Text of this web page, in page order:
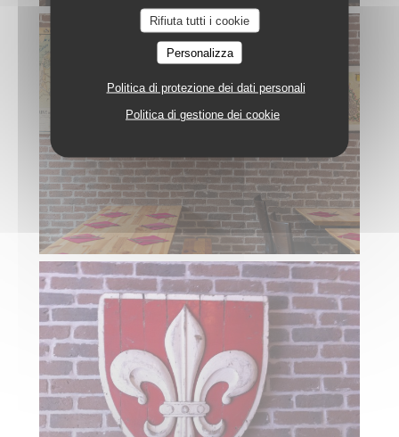
Rifiuta tutti i cookie
Personalizza
Politica di protezione dei dati personali
Politica di gestione dei cookie